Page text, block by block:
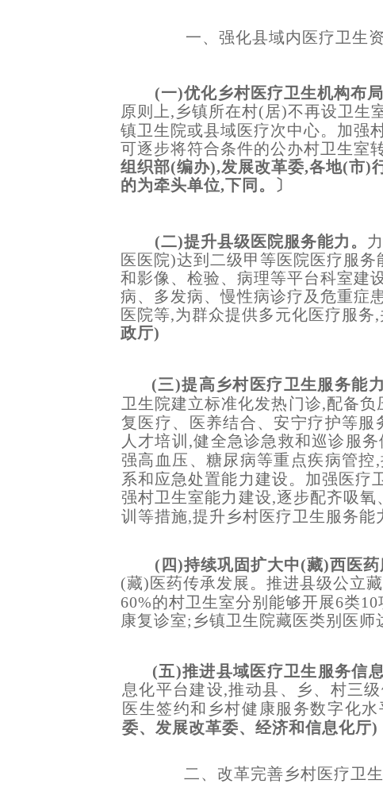
一、强化县域内医疗卫生
(一)优化乡村医疗卫生机构布
原则上,乡镇所在村(居)不再设卫生
镇卫生院或县域医疗次中心。加强
可逐步将符合条件的公办村卫生室
组织部(编办),发展改革委,各地(市)
的为牵头单位,下同。〕
(二)提升县级医院服务能力。
医医院)达到二级甲等医院医疗服
和影像、检验、病理等平台科室建
病、多发病、慢性病诊疗及危重症
医院等,为群众提供多元化医疗服务
政厅)
(三)提高乡村医疗卫生服务能力
卫生院建立标准化发热门诊,配备
复医疗、医养结合、安宁疗护等
人才培训,健全急诊急救和巡诊服
强高血压、糖尿病等重点疾病管
系和应急处置能力建设。加强医疗
强村卫生室能力建设,逐步配齐吸
训等措施,提升乡村医疗卫生服务能
(四)持续巩固扩大中(藏)西医药
(藏)医药传承发展。推进县级公立
60%的村卫生室分别能够开展6类
康复诊室;乡镇卫生院藏医类别医师
(五)推进县域医疗卫生服务信
息化平台建设,推动县、乡、村三
医生签约和乡村健康服务数字化
委、发展改革委、经济和信息化厅)
二、改革完善乡村医疗卫